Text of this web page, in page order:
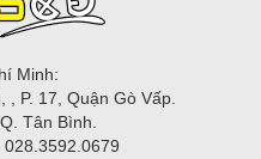
Minh:
, P. 17, Quận Gò Vấp.
Tân Bình.